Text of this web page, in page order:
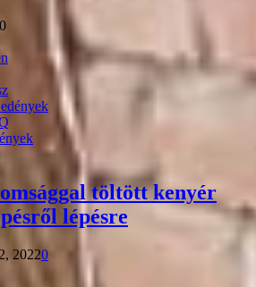
töltött kenyér
lépésre
20220